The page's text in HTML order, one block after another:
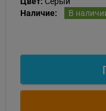
Наличие:
В